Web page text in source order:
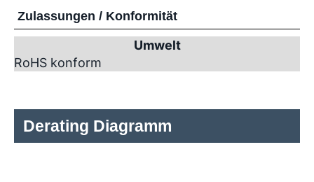
Zulassungen / Konformität
Umwelt
RoHS konform
Derating Diagramm